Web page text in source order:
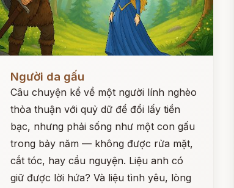
Người da gấu
Câu chuyện kể về một người lính nghèo
thỏa thuận với quỷ dữ để đổi lấy tiền
bạc, nhưng phải sống như một con gấu
trong bảy năm — không được rửa mặt,
cắt tóc, hay cầu nguyện. Liệu anh có
giữ được lời hứa? Và liệu tình yêu, lòng